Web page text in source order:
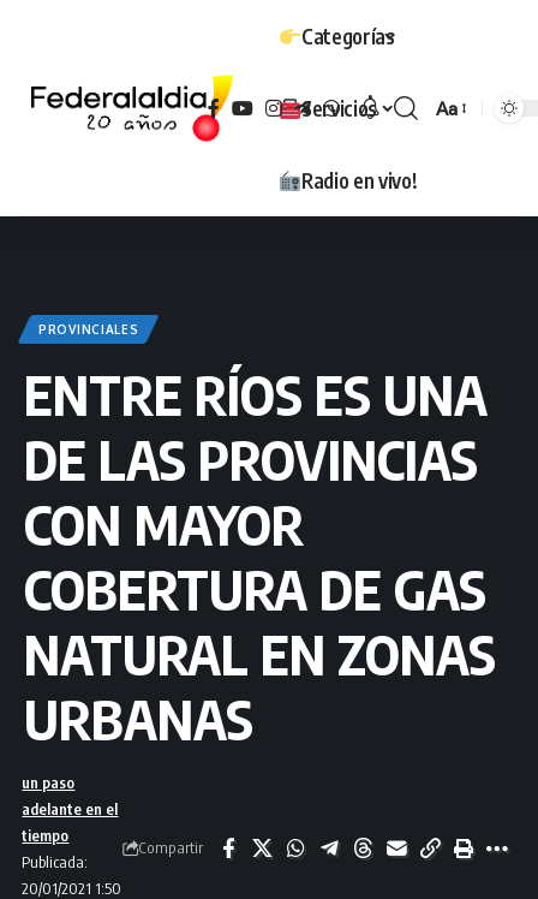
Categorías
Servicios
Radio en vivo!
Tamaño
Aa
PROVINCIALES
ENTRE RÍOS ES UNA
DE LAS PROVINCIAS
CON MAYOR
COBERTURA DE GAS
NATURAL EN ZONAS
URBANAS
Publicada:
20/01/2021 1:50
un paso
adelante en el
tiempo
Compartir